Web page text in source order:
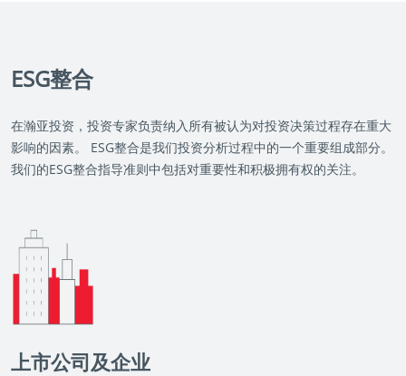
ESG整合
在瀚亚投资，投资专家负责纳入所有被认为对投资决策过程存在重大
影响的因素。 ESG整合是我们投资分析过程中的一个重要组成部分。
我们的ESG整合指导准则中包括对重要性和积极拥有权的关注。
上市公司及企业